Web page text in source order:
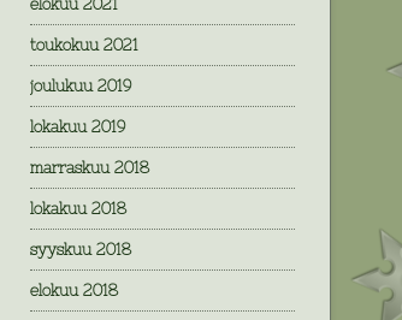
elokuu 2021
toukokuu 2021
joulukuu 2019
lokakuu 2019
marraskuu 2018
lokakuu 2018
syyskuu 2018
elokuu 2018